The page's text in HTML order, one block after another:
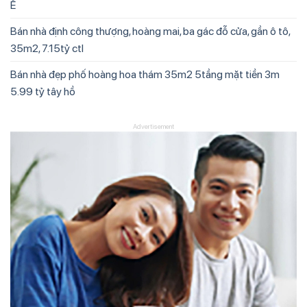
Ế
Bán nhà định công thượng, hoàng mai, ba gác đỗ cửa, gần ô tô,
35m2, 7.15tỷ ctl
Bán nhà đẹp phố hoàng hoa thám 35m2 5tầng mặt tiền 3m
5.99 tỷ tây hồ
Advertisement